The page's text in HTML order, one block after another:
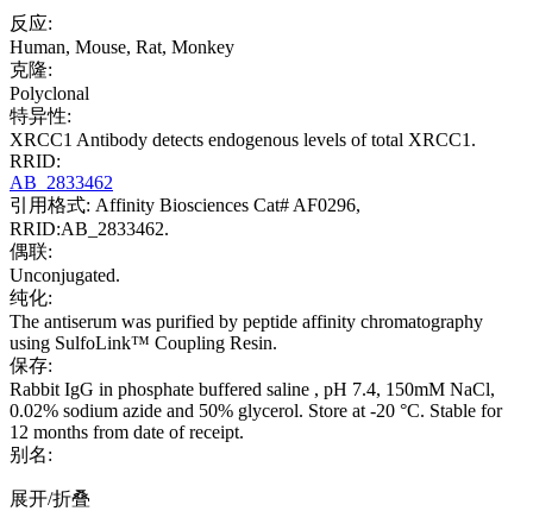
反应:
Human, Mouse, Rat, Monkey
克隆:
Polyclonal
特异性:
XRCC1 Antibody detects endogenous levels of total XRCC1.
RRID:
AB_2833462
引用格式: Affinity Biosciences Cat# AF0296,
RRID:AB_2833462.
偶联:
Unconjugated.
纯化:
The antiserum was purified by peptide affinity chromatography
using SulfoLink™ Coupling Resin.
保存:
Rabbit IgG in phosphate buffered saline , pH 7.4, 150mM NaCl,
0.02% sodium azide and 50% glycerol. Store at -20 °C. Stable for
12 months from date of receipt.
别名:
展开/折叠